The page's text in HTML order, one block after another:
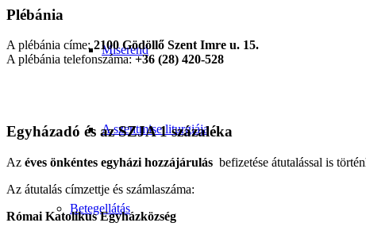
Miserend
A szentmise liturgiája
Betegellátás
Plébánia
A plébánia címe: 2100 Gödöllő Szent Imre u. 15.
A plébánia telefonszáma:+36 (28) 420-528
Egyházadó és az SZJA 1 százaléka
Az éves önkéntes egyházi hozzájárulás befizetése átutalással is
Az átutalás címzettje és számlaszáma:
Római Katolikus Egyházközség